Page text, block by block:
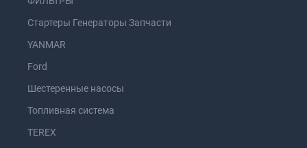
Стартеры Генераторы Запчасти
YANMAR
Ford
Шестеренные насосы
Топливная система
TEREX